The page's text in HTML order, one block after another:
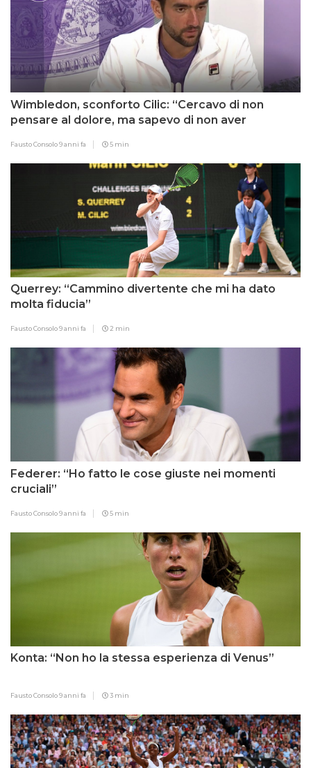
Wimbledon, sconforto Cilic: “Cercavo di non
pensare al dolore, ma sapevo di non aver
Fausto Consolo9 anni fa 5 min
Querrey: “Cammino divertente che mi ha dato
molta fiducia”
Fausto Consolo9 anni fa 2 min
Federer: “Ho fatto le cose giuste nei momenti
cruciali”
Fausto Consolo9 anni fa 5 min
Konta: “Non ho la stessa esperienza di Venus”
Fausto Consolo9 anni fa 3 min